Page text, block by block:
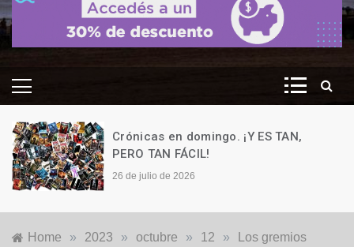
Crónicas en domingo. ¡Y ES TAN,
PERO TAN FÁCIL!
26 de julio de 2026
Home » 2023 » octubre » 12 »
Los gremios